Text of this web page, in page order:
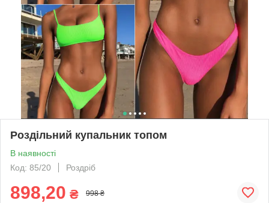
Роздільний купальник топом
В наявності
Код: 85/20
Роздріб
898,20 ₴ 998 ₴